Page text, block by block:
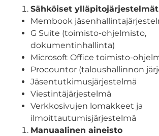
Sähköiset ylläpitojärjestelmät
Membook
G Suite (toimisto-ohjelmisto,
dokumentinhallinta)
Microsoft Office toimisto-
Procountor (taloushallinnon
Jäsentutkimusjärjestelmä
Viestintäjärjestelmä
Verkkosivujen lomakkeet ja
ilmoittautumisjärjestelmä
Manuaalinen aineisto